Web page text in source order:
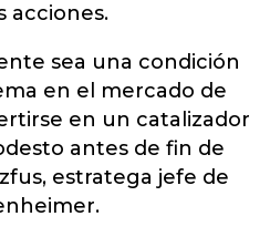
acciones.
sea una condición
en el mercado de
en un catalizador
antes de fin de
estratega jefe de